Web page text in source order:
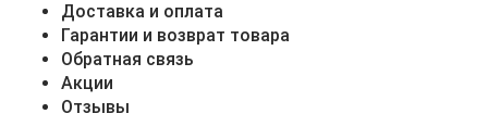
Доставка и оплата
Гарантии и возврат товара
Обратная связь
Акции
Отзывы